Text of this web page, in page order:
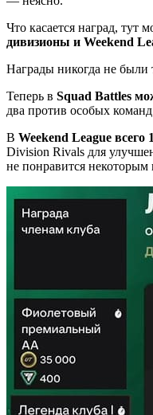
Что касается наград, тут
дивизионы и Weekend
Награды никогда не
Теперь в Squad Battles
два против особых
В Weekend League всего
Division Rivals для
не понравится некоторым